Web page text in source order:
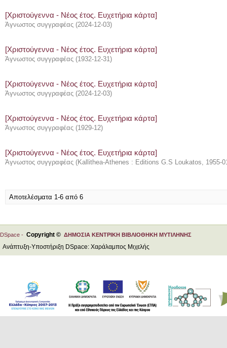
[Χριστούγεννα - Νέος έτος. Ευχετήρια κάρτα]
Άγνωστος συγγραφέας (2024-12-03)
[Χριστούγεννα - Νέος έτος. Ευχετήρια κάρτα]
Άγνωστος συγγραφέας (1932-12-31)
[Χριστούγεννα - Νέος έτος. Ευχετήρια κάρτα]
Άγνωστος συγγραφέας (2024-12-03)
[Χριστούγεννα - Νέος έτος. Ευχετήρια κάρτα]
Άγνωστος συγγραφέας (1929-12)
[Χριστούγεννα - Νέος έτος. Ευχετήρια κάρτα]
Άγνωστος συγγραφέας (Kallithea-Athenes : Editions G.S Loukatos, 1955-
Αποτελέσματα 1-6 από 6
DSpace - Copyright © ΔΗΜΟΣΙΑ ΚΕΝΤΡΙΚΗ ΒΙΒΛΙΟΘΗΚΗ ΜΥΤΙΛΗΝΗΣ
Ανάπτυξη-Υποστήριξη DSpace: Χαράλαμπος Μιχελής